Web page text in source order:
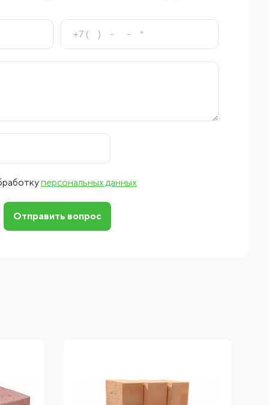
персональных данных
Отправить вопрос